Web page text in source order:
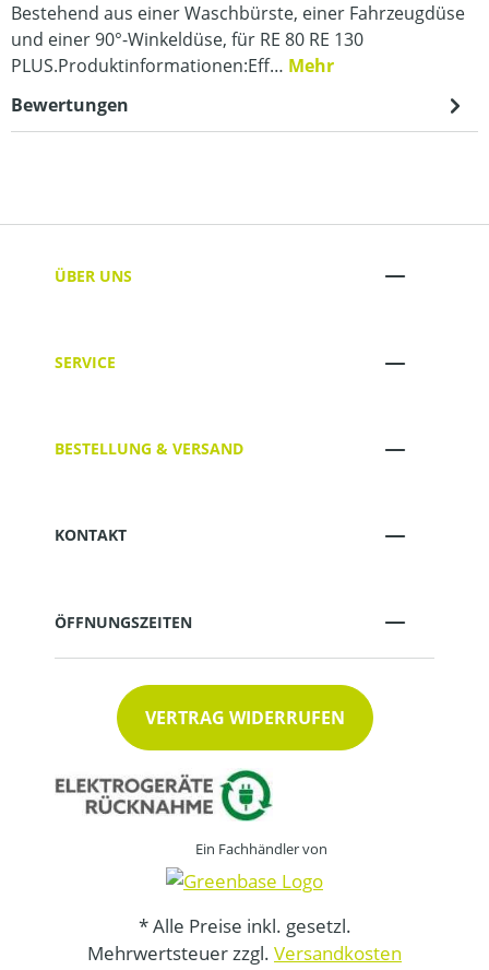
Bestehend aus einer Waschbürste, einer Fahrzeugdüse
und einer 90°-Winkeldüse, für RE 80 RE 130
PLUS.Produktinformationen:Eff… Mehr
Bewertungen
ÜBER UNS
SERVICE
BESTELLUNG & VERSAND
KONTAKT
ÖFFNUNGSZEITEN
VERTRAG WIDERRUFEN
Ein Fachhändler von
* Alle Preise inkl. gesetzl.
Mehrwertsteuer zzgl. Versandkosten